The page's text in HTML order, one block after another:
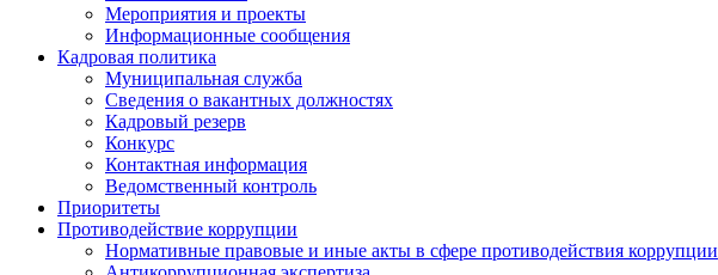
Мероприятия и проекты
Информационные сообщения
Кадровая политика
Муниципальная служба
Сведения о вакантных должностях
Кадровый резерв
Конкурс
Контактная информация
Ведомственный контроль
Приоритеты
Противодействие коррупции
Нормативные правовые и иные акты в сфере противодействия коррупции